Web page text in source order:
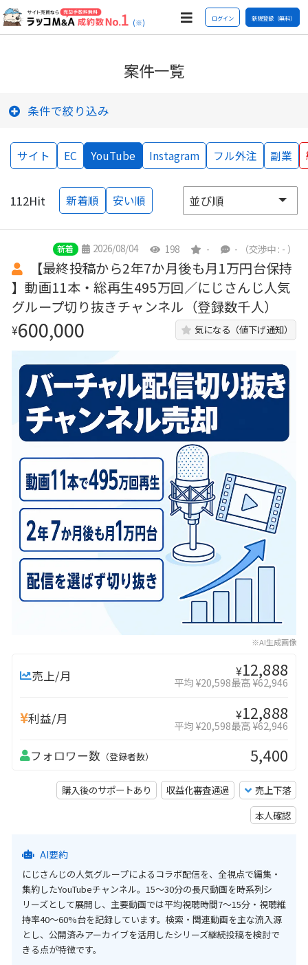
(※) ログイン 新規登録（無料）
案件一覧
条件で絞り込み
サイト EC YouTube Instagram フル外注 副業
112Hit 新着順 安い順
新着 2026/08/04 198 - - （交渉中 : - ）
※AI生成画像
【最終投稿から2年7か月後も月1万円台保持
】動画11本・総再生495万回／にじさんじ人気
グループ切り抜きチャンネル（登録数千人）
¥600,000 気になる（値下げ通知）
売上/月 ¥12,888
平均 ¥20,598最高 ¥62,946
利益/月 ¥12,888
平均 ¥20,598最高 ¥62,946
フォロワー数 （登録者数） 5,400
購入後のサポートあり 収益化審査通過
売上下落
本人確認
AI要約
にじさんじの人気グループによるコラボ配信を、全視点で編集・
集約したYouTubeチャンネル。15〜30分の長尺動画を時系列シ
リーズとして展開し、主要動画では平均視聴時間7〜15分・視聴維
持率40〜60%台を記録しています。検索・関連動画を主な流入源
とし、公開済みアーカイブを活用したシリーズ継続投稿を検討で
きる点が特徴です。